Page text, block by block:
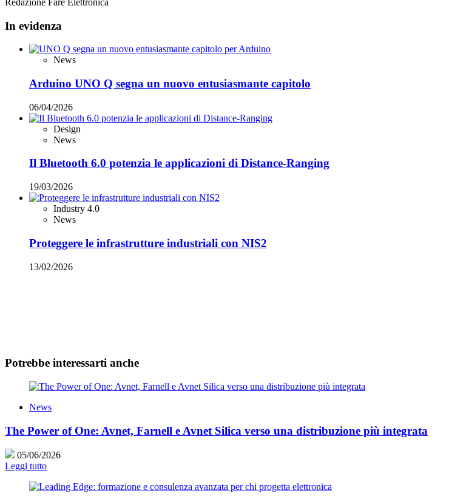
In evidenza
News
Arduino UNO Q segna un nuovo entusiasmante capitolo
06/04/2026
Design
News
Il Bluetooth 6.0 potenzia le applicazioni di Distance-Ranging
19/03/2026
Industry 4.0
News
Proteggere le infrastrutture industriali con NIS2
13/02/2026
Potrebbe interessarti anche
News
The Power of One: Avnet, Farnell e Avnet Silica verso una distribuzione più integrata
05/06/2026
Leggi tutto